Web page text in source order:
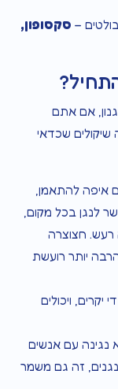
– סקסופון,
אם אתם
שיקולים שכדאי
איפה להתאמן,
לנגן בכל מקום,
רעש. חצוצרה
יותר רועשת
יקרים, ויכולים
נגינה עם אנשים
זה גם משמר